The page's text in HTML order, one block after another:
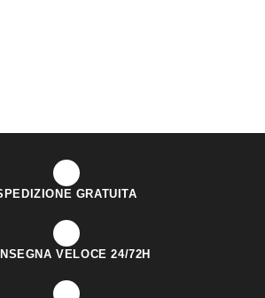
GRATUITA
VELOCE 24/72H